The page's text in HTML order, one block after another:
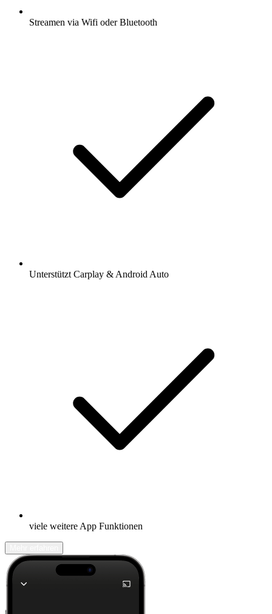
Streamen via Wifi oder Bluetooth
Unterstützt Carplay & Android Auto
viele weitere App Funktionen